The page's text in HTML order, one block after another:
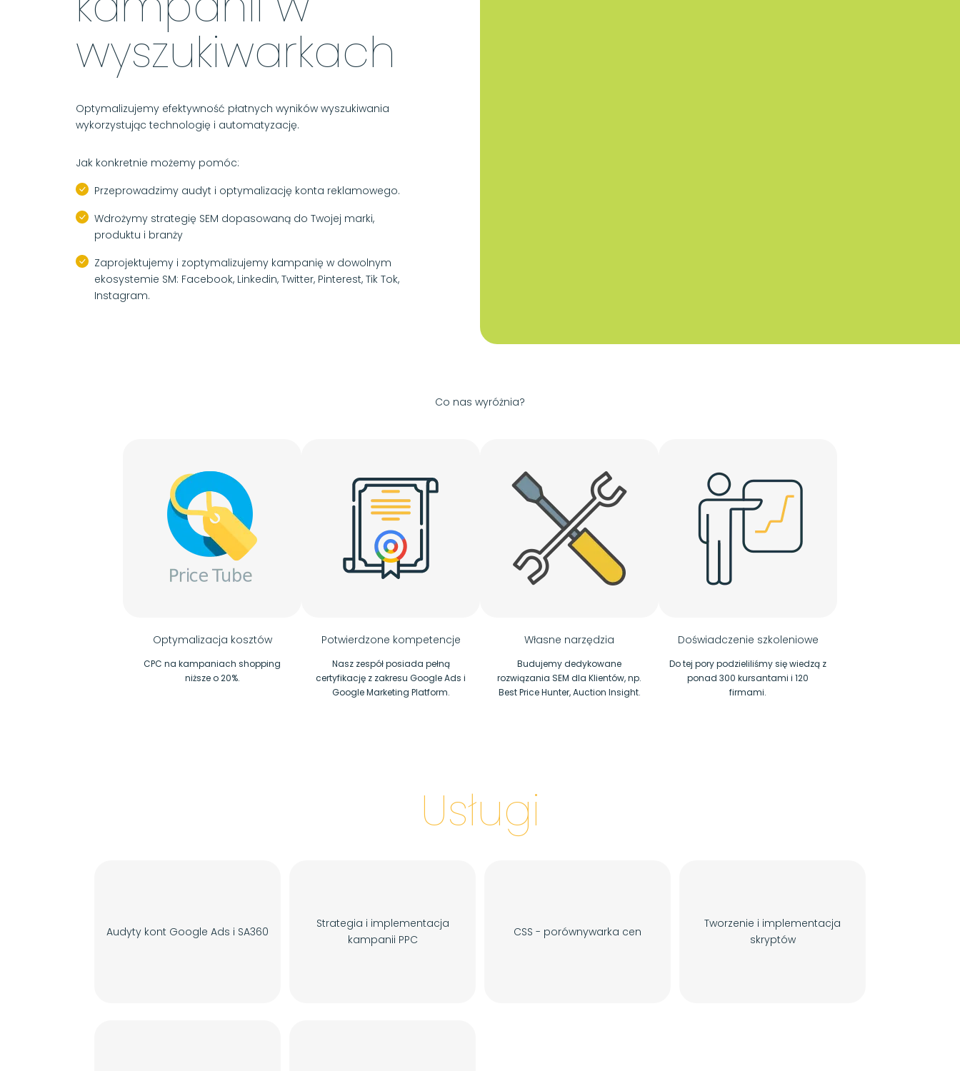
wyszukiwarkach
Optymalizujemy efektywność płatnych wyników wyszukiwania
wykorzystując technologię i automatyzację.
Jak konkretnie możemy pomóc:
Przeprowadzimy audyt i optymalizację konta reklamowego.
Wdrożymy strategię SEM dopasowaną do Twojej marki,
produktu i branży
Zaprojektujemy i zoptymalizujemy kampanię w dowolnym
ekosystemie SM: Facebook, Linkedin, Twitter, Pinterest, Tik Tok,
Instagram.
Co nas wyróżnia?
Optymalizacja kosztów
CPC na kampaniach shopping
niższe o 20%.
Potwierdzone kompetencje
Nasz zespół posiada pełną
certyfikację z zakresu Google Ads i
Google Marketing Platform.
Własne narzędzia
Budujemy dedykowane
rozwiązania SEM dla Klientów, np.
Best Price Hunter, Auction Insight.
Doświadczenie szkoleniowe
Do tej pory podzieliliśmy się wiedzą z
ponad 300 kursantami i 120
firmami.
Usługi
Audyty kont Google Ads i SA360
Strategia i implementacja
kampanii PPC
CSS - porównywarka cen
Tworzenie i implementacja
skryptów